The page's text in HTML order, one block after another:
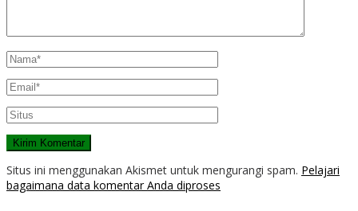
Situs ini menggunakan Akismet untuk mengurangi spam. Pelajari
bagaimana data komentar Anda diproses